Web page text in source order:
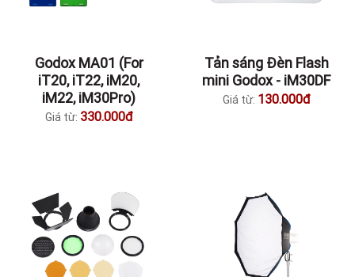
Godox MA01 (For
iT20, iT22, iM20,
iM22, iM30Pro)
Giá từ: 330.000đ
Tản sáng Đèn Flash
mini Godox - iM30DF
Giá từ: 130.000đ